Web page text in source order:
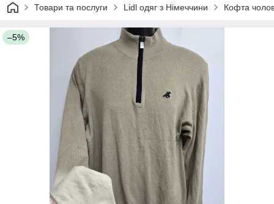
Товари та послуги Lidl одяг з Німеччини Кофта
–5%